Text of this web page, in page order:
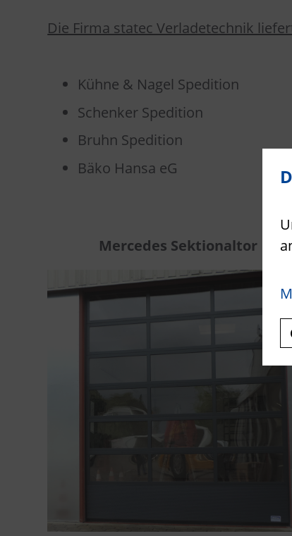
Die Firma statec Verladetechnik
Kühne & Nagel Spedition
Schenker Spedition
Bruhn Spedition
Bäko Hansa eG
Mercedes Sektionaltor